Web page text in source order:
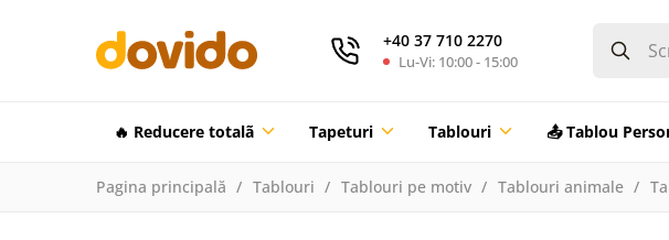
+40 37 710 2270
Lu-Vi: 10:00 - 15:00
🔥 Reducere totalã Tapeturi Tablouri 📤 Tablou
Pagina principală Tablouri Tablouri pe motiv Tablouri animale